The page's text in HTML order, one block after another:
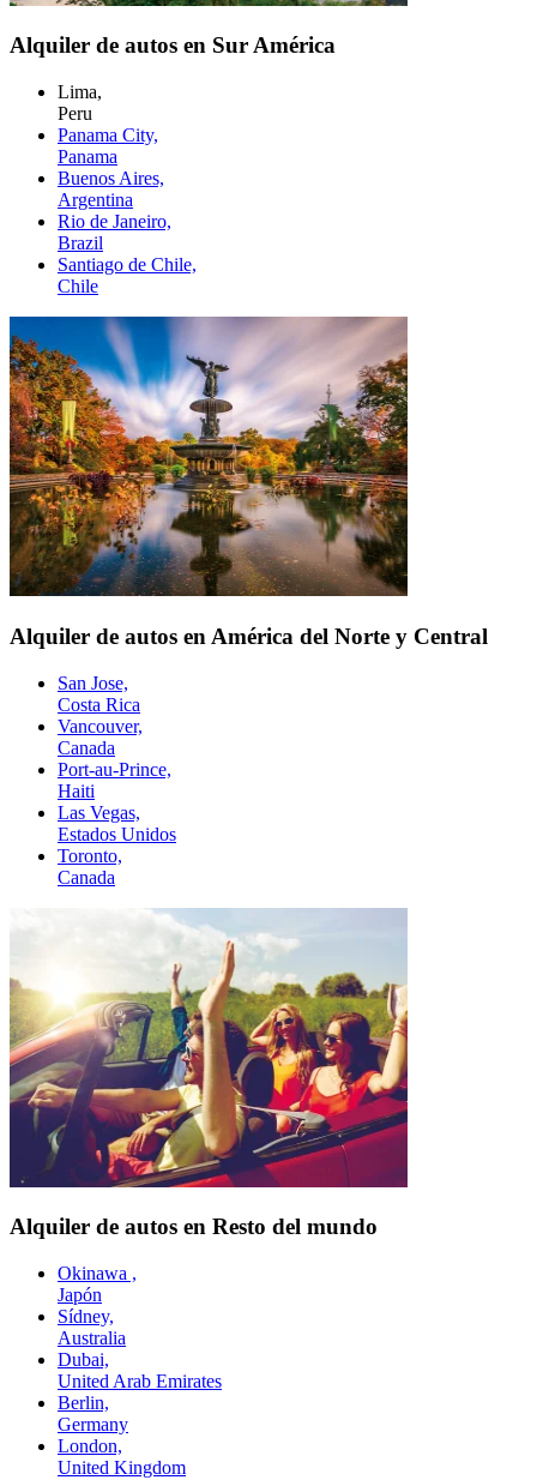
Alquiler de autos en Sur América
Lima,
Peru
Panama City,
Panama
Buenos Aires,
Argentina
Rio de Janeiro,
Brazil
Santiago de Chile,
Chile
Alquiler de autos en América del Norte y Central
San Jose,
Costa Rica
Vancouver,
Canada
Port-au-Prince,
Haiti
Las Vegas,
Estados Unidos
Toronto,
Canada
Alquiler de autos en Resto del mundo
Okinawa ,
Japón
Sídney,
Australia
Dubai,
United Arab Emirates
Berlin,
Germany
London,
United Kingdom